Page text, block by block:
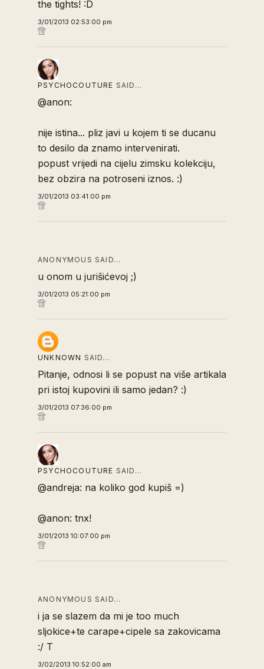
the tights! :D
3/01/2013 02:53:00 pm
PSYCHOCOUTURE SAID…
@anon:
nije istina... pliz javi u kojem ti se ducanu
to desilo da znamo intervenirati.
popust vrijedi na cijelu zimsku kolekciju,
bez obzira na potroseni iznos. :)
3/01/2013 03:41:00 pm
ANONYMOUS SAID…
u onom u jurišićevoj ;)
3/01/2013 05:21:00 pm
UNKNOWN SAID…
Pitanje, odnosi li se popust na više artikala
pri istoj kupovini ili samo jedan? :)
3/01/2013 07:36:00 pm
PSYCHOCOUTURE SAID…
@andreja: na koliko god kupiš =)
@anon: tnx!
3/01/2013 10:07:00 pm
ANONYMOUS SAID…
i ja se slazem da mi je too much
sljokice+te carape+cipele sa zakovicama
:/ T
3/02/2013 10:52:00 am